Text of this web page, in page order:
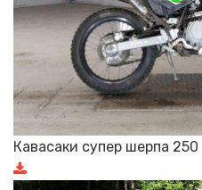
Кавасаки супер шерпа 250